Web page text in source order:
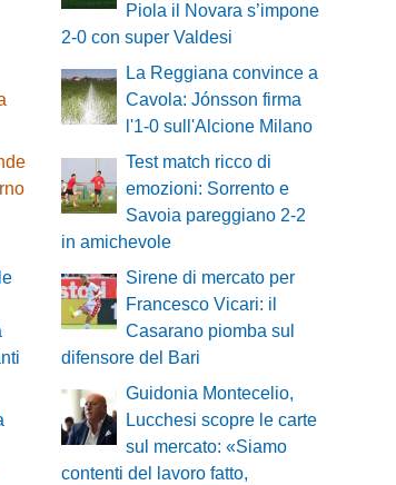
Piola il Novara s’impone
2-0 con super Valdesi
La Reggiana convince a
Cavola: Jónsson firma
l'1-0 sull'Alcione Milano
Test match ricco di
emozioni: Sorrento e
Savoia pareggiano 2-2
in amichevole
Sirene di mercato per
Francesco Vicari: il
Casarano piomba sul
difensore del Bari
Guidonia Montecelio,
Lucchesi scopre le carte
sul mercato: «Siamo
contenti del lavoro fatto,